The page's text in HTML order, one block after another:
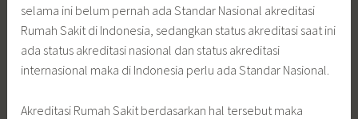
selama ini belum pernah ada Standar Nasional akreditasi
Rumah Sakit di Indonesia, sedangkan status akreditasi saat ini
ada status akreditasi nasional dan status akreditasi
internasional maka di Indonesia perlu ada Standar Nasional.
Akreditasi Rumah Sakit berdasarkan hal tersebut maka